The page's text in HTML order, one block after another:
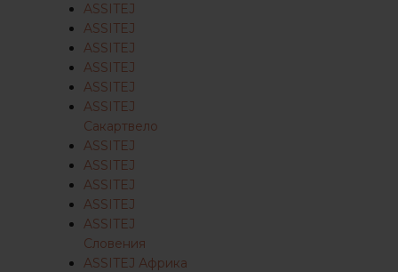
ASSITEJ
ASSITEJ
ASSITEJ
ASSITEJ
ASSITEJ
ASSITEJ
Сакартвело
ASSITEJ
ASSITEJ
ASSITEJ
ASSITEJ
ASSITEJ
Словения
ASSITEJ Африка